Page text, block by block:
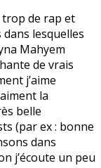
trop de rap et
lesquelles
Mahyem
de vrais
j’aime
la
belle
(par ex : bonne
dans
j’écoute un peu